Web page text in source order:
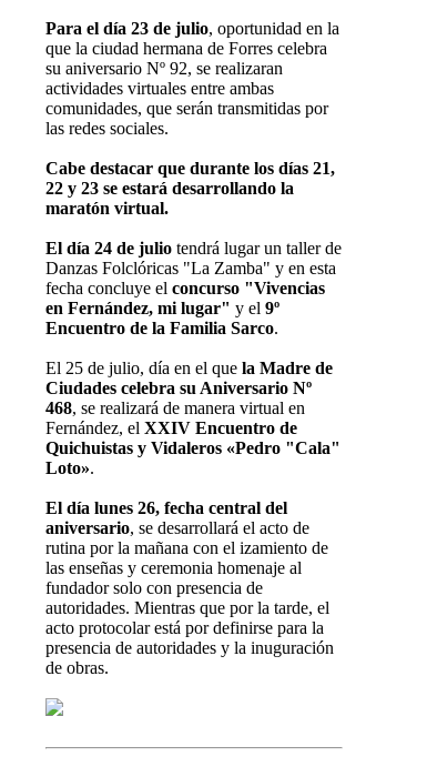
Para el día 23 de julio, oportunidad en la
que la ciudad hermana de Forres celebra
su aniversario Nº 92, se realizaran
actividades virtuales entre ambas
comunidades, que serán transmitidas por
las redes sociales.
Cabe destacar que durante los días 21,
22 y 23 se estará desarrollando la
maratón virtual.
El día 24 de julio tendrá lugar un taller de
Danzas Folclóricas "La Zamba" y en esta
fecha concluye elconcurso "Vivencias
en Fernández, mi lugar" y el9º
Encuentro de la Familia Sarco.
El 25 de julio, día en el quela Madre de
Ciudades celebra su Aniversario Nº
468, se realizará de manera virtual en
Fernández, elXXIV Encuentro de
Quichuistas y Vidaleros «Pedro "Cala"
Loto».
El día lunes 26, fecha central del
aniversario, se desarrollará el acto de
rutina por la mañana con el izamiento de
las enseñas y ceremonia homenaje al
fundador solo con presencia de
autoridades. Mientras que por la tarde, el
acto protocolar está por definirse para la
presencia de autoridades y la inuguración
de obras.